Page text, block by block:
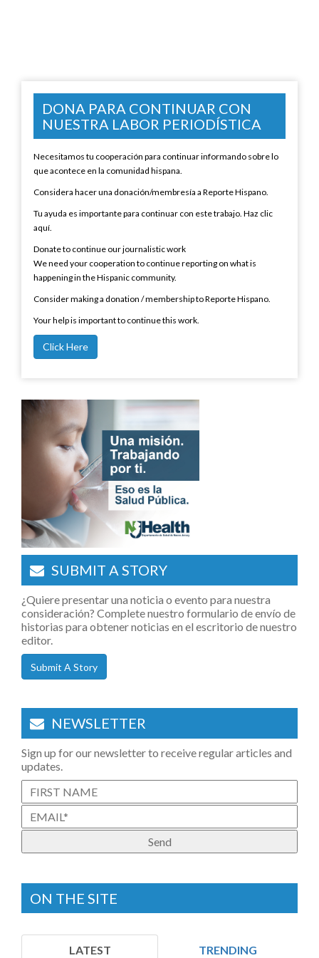
DONA PARA CONTINUAR CON
NUESTRA LABOR PERIODÍSTICA
Necesitamos tu cooperación para continuar informando sobre lo
que acontece en la comunidad hispana.
Considera hacer una donación/membresía a Reporte Hispano.
Tu ayuda es importante para continuar con este trabajo. Haz clic
aquí.
Donate to continue our journalistic work
We need your cooperation to continue reporting on what is
happening in the Hispanic community.
Consider making a donation / membership to Reporte Hispano.
Your help is important to continue this work.
Click Here
SUBMIT A STORY
¿Quiere presentar una noticia o evento para nuestra
consideración? Complete nuestro formulario de envío de
historias para obtener noticias en el escritorio de nuestro
editor.
Submit A Story
NEWSLETTER
Sign up for our newsletter to receive regular articles and
updates.
ON THE SITE
LATEST TRENDING